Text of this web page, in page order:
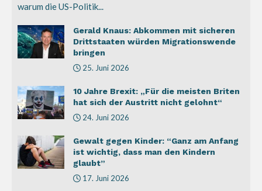
warum die US-Politik...
Gerald Knaus: Abkommen mit sicheren
Drittstaaten würden Migrationswende
bringen
25. Juni 2026
10 Jahre Brexit: „Für die meisten Briten
hat sich der Austritt nicht gelohnt“
24. Juni 2026
Gewalt gegen Kinder: “Ganz am Anfang
ist wichtig, dass man den Kindern
glaubt”
17. Juni 2026